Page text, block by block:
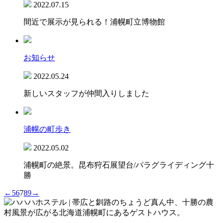
2022.07.15
間近で展示が見られる！浦幌町立博物館
お知らせ
2022.05.24
新しいスタッフが仲間入りしました
浦幌の町歩き
2022.05.02
浦幌町の絶景。昆布狩石展望台/パラグライディング十
勝
← 56789→